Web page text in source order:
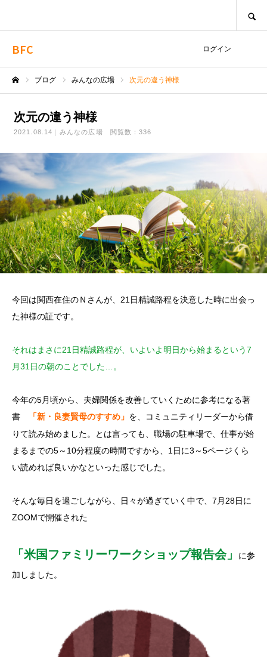
BFC ログイン
ブログ みんなの広場 次元の違う神様
次元の違う神様
2021.08.14 みんなの広場 閲覧数：336
今回は関西在住のＮさんが、21日精誠路程を決意した時に出会っ
た神様の証です。
それはまさに21日精誠路程が、いよいよ明日から始まるという7
月31日の朝のことでした…。
今年の5月頃から、夫婦関係を改善していくために参考になる著
書
「新・良妻賢母のすすめ」 を、コミュニティリーダーから借
りて読み始めました。とは言っても、職場の駐車場で、仕事が始
まるまでの5～10分程度の時間ですから、1日に3～5ページくら
い読めれば良いかなといった感じでした。
そんな毎日を過ごしながら、日々が過ぎていく中で、7月28日に
ZOOMで開催された
「米国ファミリーワークショップ報告会」
に参
加しました。